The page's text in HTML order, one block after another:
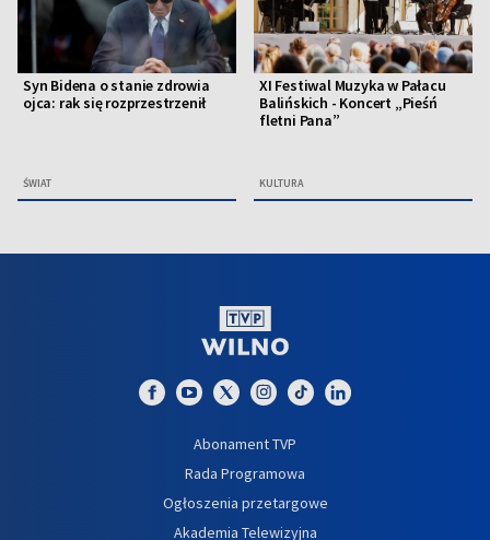
Syn Bidena o stanie zdrowia
ojca: rak się rozprzestrzenił
ŚWIAT
XI Festiwal Muzyka w Pałacu
Balińskich - Koncert „Pieśń
fletni Pana”
KULTURA
Abonament TVP
Rada Programowa
Ogłoszenia przetargowe
Akademia Telewizyjna